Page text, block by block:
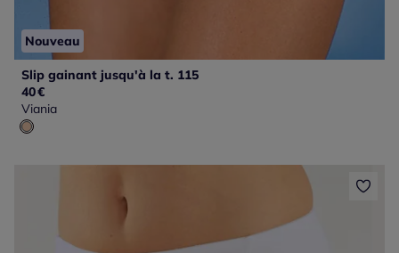
Nouveau
Slip gainant jusqu'à la t. 115
40€
Viania